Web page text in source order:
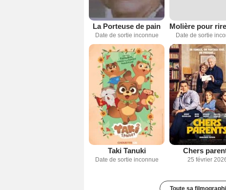
La Porteuse de pain
Date de sortie inconnue Date de sortie
Taki Tanuki
Date de sortie inconnue
Chers
25 février